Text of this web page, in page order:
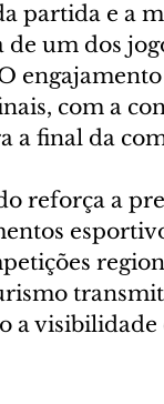
partida e a
de um dos
com a
a final da
reforça a
a visibilidade